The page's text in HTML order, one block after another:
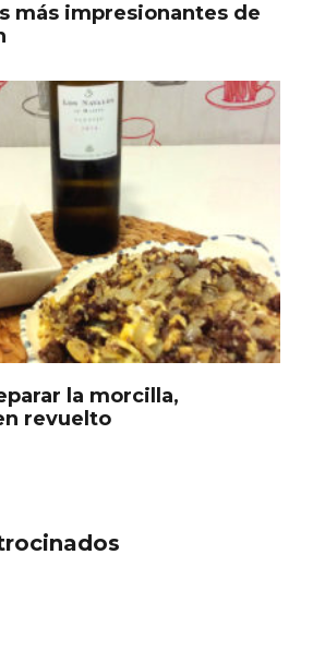
más impresionantes de
la morcilla,
revuelto
Burgos triunfó en el
2026
Santa en Rueda